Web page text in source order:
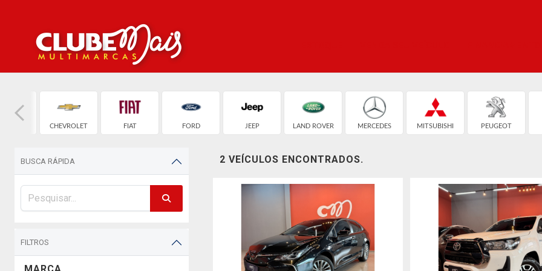
CHEVROLET FIAT FORD JEEP LAND ROVER MERCEDES MITSUBISHI PEUGEOT
BUSCA RÁPIDA
FILTROS
2 VEÍCULOS ENCONTRADOS.